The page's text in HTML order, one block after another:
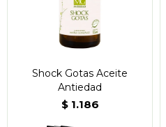
Shock Gotas Aceite
Antiedad
$ 1.186